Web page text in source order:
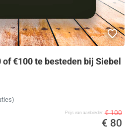
of €100 te besteden bij Siebel
Prijs van aanbieder € 100
€ 80